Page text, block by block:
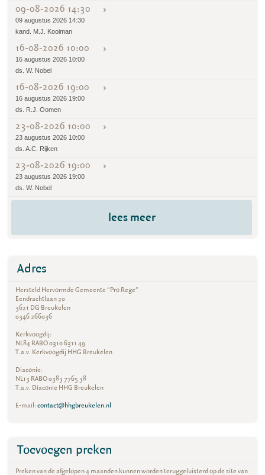
09-08-2026 14:30
09 augustus 2026 14:30
kand. M.J. Kooiman
16-08-2026 10:00
16 augustus 2026 10:00
ds. W. Nobel
16-08-2026 19:00
16 augustus 2026 19:00
ds. R.J. Oomen
23-08-2026 10:00
23 augustus 2026 10:00
ds. A.C. Rijken
23-08-2026 19:00
23 augustus 2026 19:00
ds. W. Nobel
lees meer
Adres
Hersteld Hervormde Gemeente "Pro Rege"
Eendrachtlaan 20
3621 DG Breukelen
0346 266036
Kerkvoogdij:
NL84 RABO 0310 6311 49
T.a.v. Kerkvoogdij HHG Breukelen
Diaconie:
NL13 RABO 0383 7765 38
T.a.v. Diaconie HHG Breukelen
E-mail:contact@hhgbreukelen.nl
Toevoegen preken
Preken van de afgelopen 4 maanden kunnen worden teruggeluisterd op de site van